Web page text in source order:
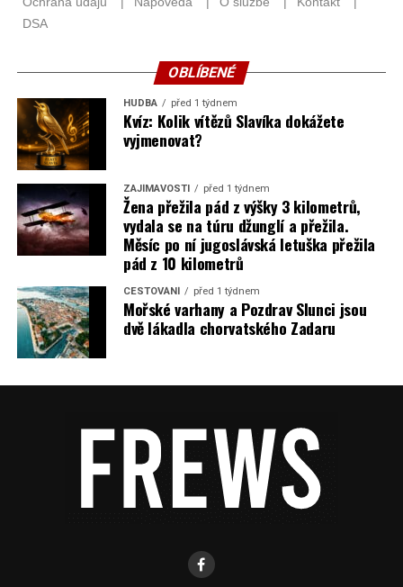
OBLÍBENÉ
HUDBA před 1 týdnem
Kvíz: Kolik vítězů Slavíka dokážete
vyjmenovat?
ZAJÍMAVOSTI před 1 týdnem
Žena přežila pád z výšky 3 kilometrů,
vydala se na túru džunglí a přežila.
Měsíc po ní jugoslávská letuška přežila
pád z 10 kilometrů
CESTOVÁNÍ před 1 týdnem
Mořské varhany a Pozdrav Slunci jsou
dvě lákadla chorvatského Zadaru